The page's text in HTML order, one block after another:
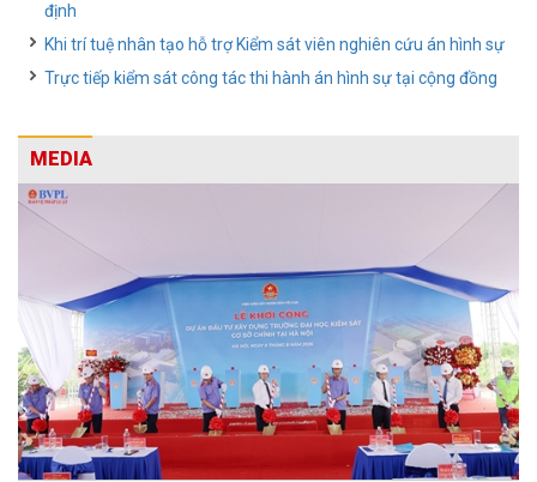
định
Khi trí tuệ nhân tạo hỗ trợ Kiểm sát viên nghiên cứu án hình sự
Trực tiếp kiểm sát công tác thi hành án hình sự tại cộng đồng
MEDIA